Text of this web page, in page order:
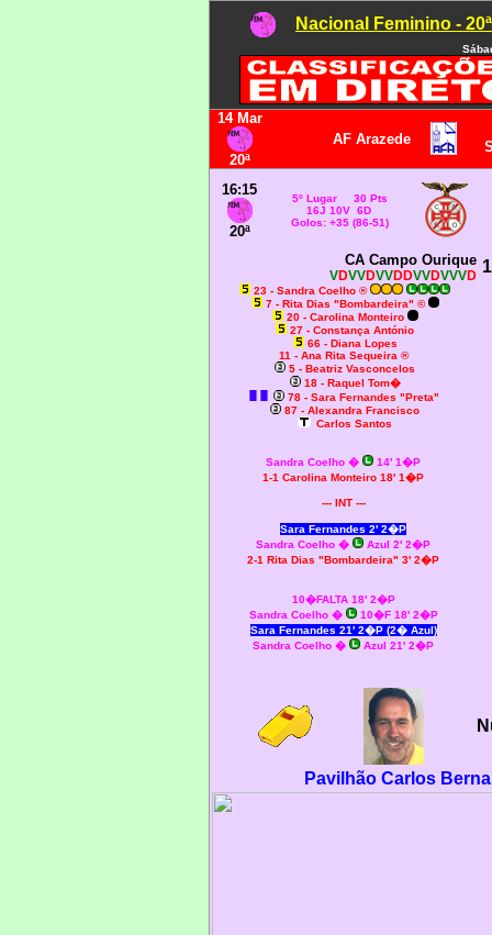
Nacional Feminino -
14 Mar
20ª
AF Arazede
16:15
20ª
5º Lugar 30 Pts
16J 10V 6D
Golos: +35 (86-51)
CA Campo Ourique
VDVVDVVDDVVDVVVD
23 - Sandra Coelho ®
7 - Rita Dias "Bombardeira" ©
20 - Carolina Monteiro
27 - Constança António
66 - Diana Lopes
11 - Ana Rita Sequeira ®
5 - Beatriz Vasconcelos
18 - Raquel Tom�
78 - Sara Fernandes "Preta"
87 - Alexandra Francisco
Carlos Santos
Sandra Coelho �
14' 1�P
1-1 Carolina Monteiro 18' 1�P
--- INT ---
Sara Fernandes 2' 2�P
Sandra Coelho �
Azul 2' 2�P
2-1 Rita Dias "Bombardeira" 3' 2�P
10�FALTA 18' 2�P
Sandra Coelho �
10�F 18' 2�P
Sara Fernandes 21' 2�P (2� Azul)
Sandra Coelho �
Azul 21' 2�P
Pavilhão Carlos